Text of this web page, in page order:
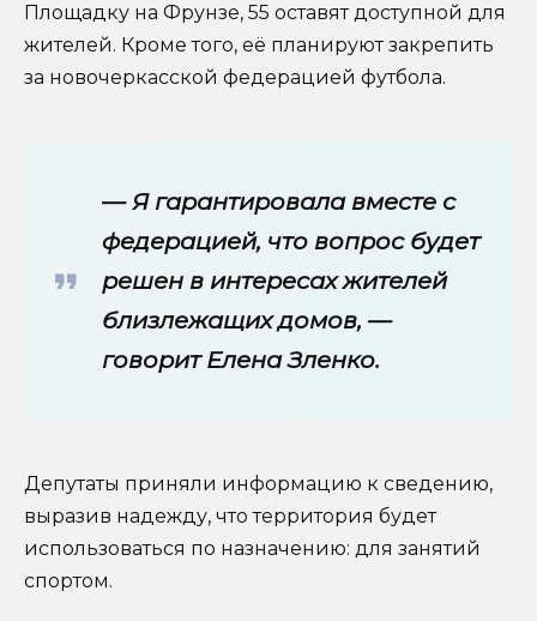
Площадку на Фрунзе, 55 оставят доступной для
жителей. Кроме того, её планируют закрепить
за новочеркасской федерацией футбола.
— Я гарантировала вместе с
федерацией, что вопрос будет
решен в интересах жителей
близлежащих домов, —
говорит Елена Зленко.
Депутаты приняли информацию к сведению,
выразив надежду, что территория будет
использоваться по назначению: для занятий
спортом.